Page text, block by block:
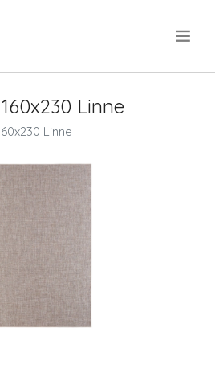
Linne
Linne